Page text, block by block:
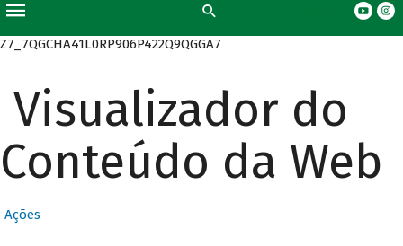
Z7_7QGCHA41L0RP906P422Q9QGGA7
Visualizador do
Conteúdo da Web
Ações